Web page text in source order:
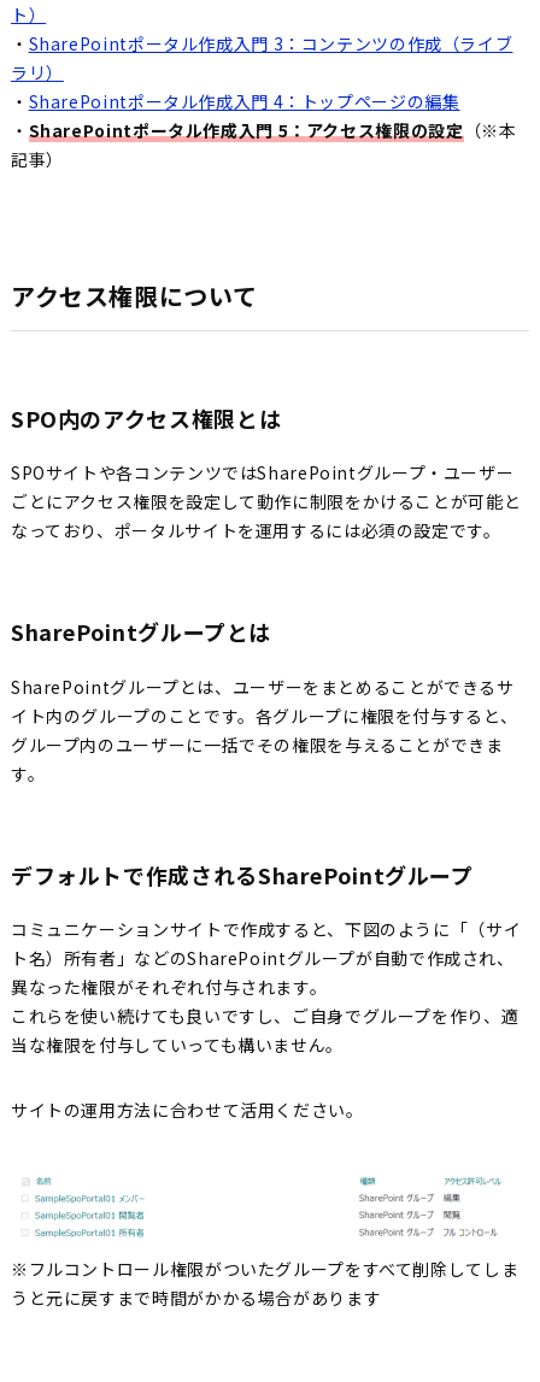
ト）
・ SharePointポータル作成入門 3：コンテンツの作成（ライブ
ラリ）
・ SharePointポータル作成入門 4：トップページの編集
・ SharePointポータル作成入門 5：アクセス権限の設定 （※本
記事）
アクセス権限について
SPO内のアクセス権限とは
SPOサイトや各コンテンツではSharePointグループ・ユーザー
ごとにアクセス権限を設定して動作に制限をかけることが可能と
なっており、ポータルサイトを運用するには必須の設定です。
SharePointグループとは
SharePointグループとは、ユーザーをまとめることができるサ
イト内のグループのことです。各グループに権限を付与すると、
グループ内のユーザーに一括でその権限を与えることができま
す。
デフォルトで作成されるSharePointグループ
コミュニケーションサイトで作成すると、下図のように「（サイ
ト名）所有者」などのSharePointグループが自動で作成され、
異なった権限がそれぞれ付与されます。
これらを使い続けても良いですし、ご自身でグループを作り、適
当な権限を付与していっても構いません。
サイトの運用方法に合わせて活用ください。
※フルコントロール権限がついたグループをすべて削除してしま
うと元に戻すまで時間がかかる場合があります